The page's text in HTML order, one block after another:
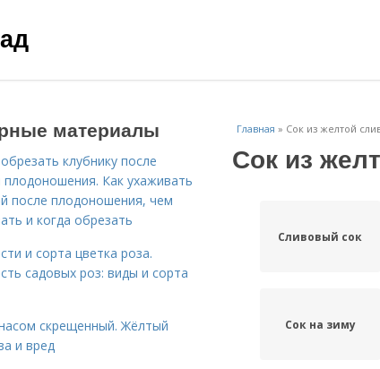
Главная » Сок из желтой
Сок из
Сливовый сок
Сок на зиму
материалы
клубнику после
плодоношения. Как ухаживать
после плодоношения, чем
и когда обрезать
и сорта цветка роза.
садовых роз: виды и сорта
скрещенный. Жёлтый
и вред